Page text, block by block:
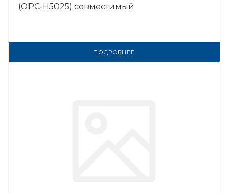
(OPC-H5025) совместимый
ПОДРОБНЕЕ